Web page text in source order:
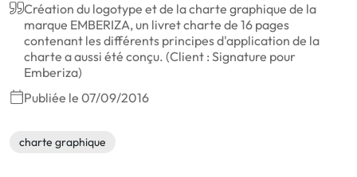
Création du logotype et de la charte graphique de la
marque EMBERIZA, un livret charte de 16 pages
contenant les différents principes d'application de la
charte a aussi été conçu. (Client : Signature pour
Emberiza)
Publiée le 07/09/2016
charte graphique